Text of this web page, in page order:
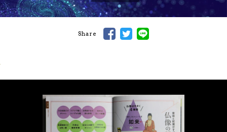
Share